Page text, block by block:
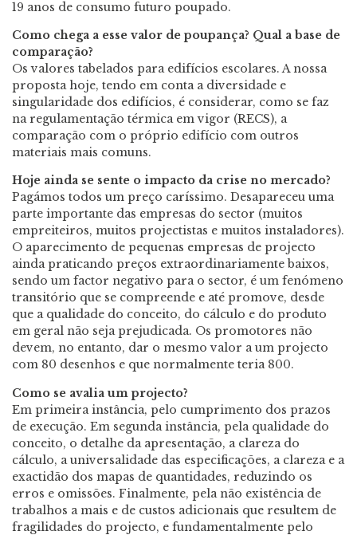
19 anos de consumo futuro poupado.
Como chega a esse valor de poupança? Qual a base de
comparação?
Os valores tabelados para edifícios escolares. A nossa
proposta hoje, tendo em conta a diversidade e
singularidade dos edifícios, é considerar, como se faz
na regulamentação térmica em vigor (RECS), a
comparação com o próprio edifício com outros
materiais mais comuns.
Hoje ainda se sente o impacto da crise no mercado?
Pagámos todos um preço caríssimo. Desapareceu uma
parte importante das empresas do sector (muitos
empreiteiros, muitos projectistas e muitos instaladores).
O aparecimento de pequenas empresas de projecto
ainda praticando preços extraordinariamente baixos,
sendo um factor negativo para o sector, é um fenómeno
transitório que se compreende e até promove, desde
que a qualidade do conceito, do cálculo e do produto
em geral não seja prejudicada. Os promotores não
devem, no entanto, dar o mesmo valor a um projecto
com 80 desenhos e que normalmente teria 800.
Como se avalia um projecto?
Em primeira instância, pelo cumprimento dos prazos
de execução. Em segunda instância, pela qualidade do
conceito, o detalhe da apresentação, a clareza do
cálculo, a universalidade das especificações, a clareza e a
exactidão dos mapas de quantidades, reduzindo os
erros e omissões. Finalmente, pela não existência de
trabalhos a mais e de custos adicionais que resultem de
fragilidades do projecto, e fundamentalmente pelo